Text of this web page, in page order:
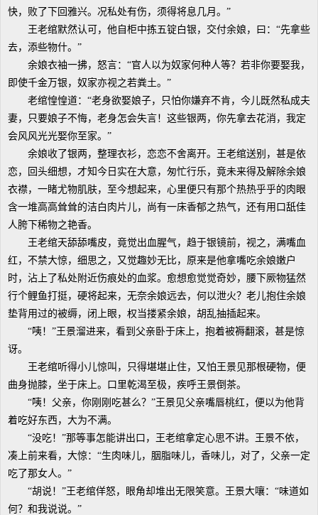
快，败了下回雅兴。况私处有伤，须得将息几月。”
王老绾默然认可，他自柜中拣五锭白银，交付余娘，曰：“先拿些
去，添些物什。”
余娘衣袖一拂，怒言：“官人以为奴家何种人等？若非你要娶我，
即使千金万银，奴家亦视之若粪土。”
老绾惶惶道：“老身欲娶娘子，只怕你嫌弃不肯，今儿既然私成夫
妻，只要娘子不悔，老身怎会失言！这些银两，你先拿去花消，我定
会风风光光娶你至家。”
余娘收了银两，整理衣衫，恋恋不舍离开。王老绾送别，甚是依
恋，回头细想，才知今日实在大意，匆忙行乐，竟未来得及解除余娘
衣襟，一睹尤物肌肤，至今想起来，心里便只有那个热热乎乎的肉眼
含一堆高高耸耸的洁白肉片儿，尚有一床香郁之热气，还有用口舐佳
人胯下稀物之艳香。
王老绾天舔舔嘴皮，竟觉出血腥气，趋于银镜前，视之，满嘴血
红，不禁大惊，细思之，又觉趣妙无比，原来是他拿嘴吃余娘嫩户
时，沾上了私处附近伤痕处的血浆。愈想愈觉觉奇妙，腰下厥物猛然
行个鲤鱼打挺，硬将起来，无奈余娘远去，何以泄火？老儿抱住余娘
垫背用过的被缛，闭上眼，权当搂紧余娘，胡乱抽插起来。
“咦！”王景溜进来，看到父亲卧于床上，抱着被褥翻滚，甚是惊
讶。
王老绾听得小儿惊叫，只得堪堪止住，又怕王景见那根硬物，便
曲身抛膝，坐于床上。口里乾渴至极，疾呼王景倒茶。
“咦！父亲，你刚刚吃甚么？”王景见父亲嘴唇桃红，便以为他背
着吃好东西，大为不满。
“没吃！”那等事怎能讲出口，王老绾拿定心思不讲。王景不依，
凑上前来看，大惊：“生肉味儿，胭脂味儿，香味儿，对了，父亲一定
吃了那女人。”
“胡说！”王老绾佯怒，眼角却堆出无限笑意。王景大嚷：“味道如
何？和我说说。”